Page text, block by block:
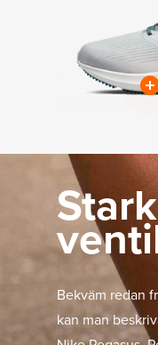
Bekväm redan
kan man